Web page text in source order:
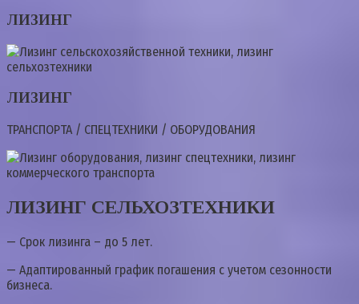
ЛИЗИНГ
ЛИЗИНГ
ТРАНСПОРТА / СПЕЦТЕХНИКИ / ОБОРУДОВАНИЯ
ЛИЗИНГ СЕЛЬХОЗТЕХНИКИ
— Срок лизинга – до 5 лет.
— Адаптированный график погашения с учетом сезонности
бизнеса.